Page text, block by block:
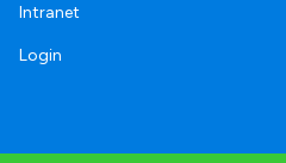
Intranet
Login